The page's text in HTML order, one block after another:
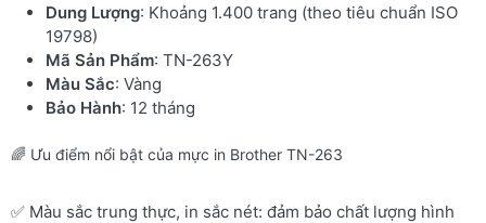
Dung Lượng: Khoảng 1.400 trang (theo tiêu chuẩn ISO
19798)
Mã Sản Phẩm: TN-263Y
Màu Sắc: Vàng
Bảo Hành: 12 tháng
🌈 Ưu điểm nổi bật của mực in Brother TN-263
✅ Màu sắc trung thực, in sắc nét: đảm bảo chất lượng hình